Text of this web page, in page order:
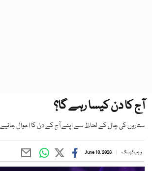
آج کا دن کیسا رہے گا؟
ستاروں کی چال کے لحاظ سے اپنے آج کے دن کا احوال جانیے
ویب ڈیسک June 18, 2026